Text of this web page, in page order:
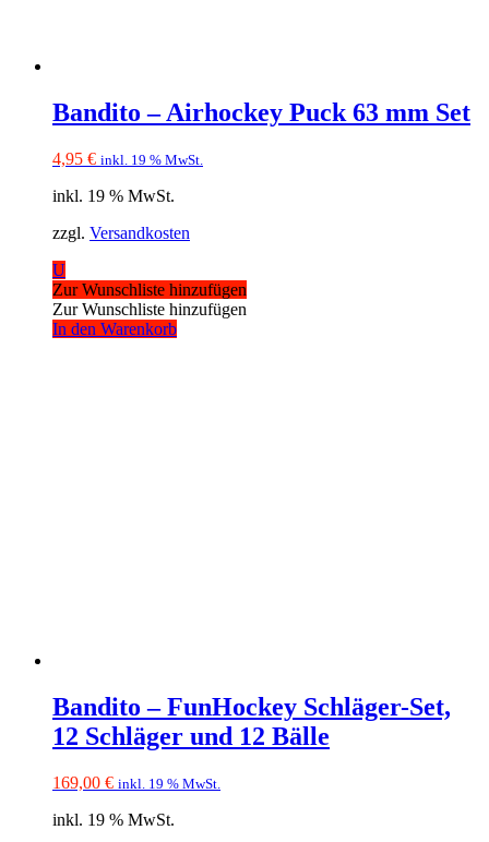
Bandito – Airhockey Puck 63 mm Set
4,95 € inkl. 19 % MwSt.
inkl. 19 % MwSt.
zzgl. Versandkosten
U
Zur Wunschliste hinzufügen
Zur Wunschliste hinzufügen
In den Warenkorb
Bandito – FunHockey Schläger-Set,
12 Schläger und 12 Bälle
169,00 € inkl. 19 % MwSt.
inkl. 19 % MwSt.